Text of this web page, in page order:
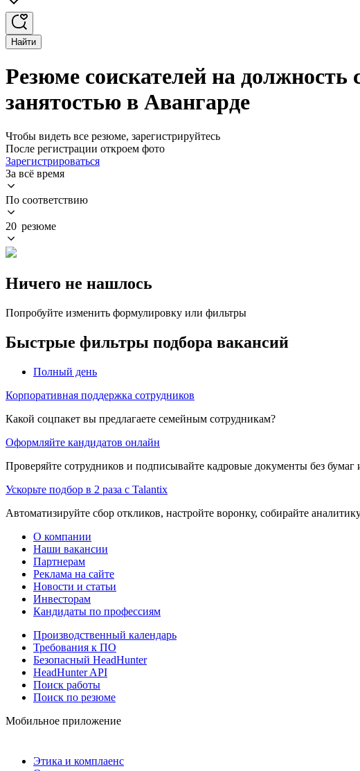
Найти
Резюме соискателей на
занятостью в Авангарде
Чтобы видеть все резюме, зарегистрируйтесь
После регистрации откроем фото
Зарегистрироваться
За всё время
По соответствию
20 резюме
Ничего не нашлось
Попробуйте изменить формулировку или фильтры
Быстрые фильтры подбора вакансий
Полный день
Корпоративная поддержка сотрудников
Какой соцпакет вы предлагаете семейным сотрудникам?
Оформляйте кандидатов онлайн
Проверяйте сотрудников и подписывайте кадровые документы без бумаг
Ускорьте подбор в 2 раза с Talantix
Автоматизируйте сбор откликов, настройте воронку, собирайте
О компании
Наши вакансии
Партнерам
Реклама на сайте
Новости и статьи
Инвесторам
Кандидаты по профессиям
Производственный календарь
Требования к ПО
Безопасный HeadHunter
HeadHunter API
Поиск работы
Поиск по резюме
Мобильное приложение
Этика и комплаенс